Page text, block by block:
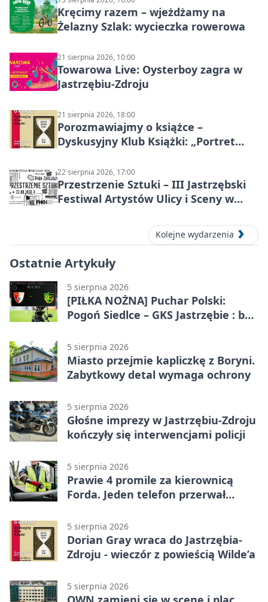
Kręcimy razem – wjeżdżamy na
Żelazny Szlak: wycieczka rowerowa
21 sierpnia 2026, 10:00
Towarowa Live: Oysterboy zagra w
Jastrzębiu-Zdroju
21 sierpnia 2026, 18:00
Porozmawiajmy o książce –
Dyskusyjny Klub Książki: „Portret
22 sierpnia 2026, 17:00
Przestrzenie Sztuki – III Jastrzębski
Festiwal Artystów Ulicy i Sceny w
Kolejne wydarzenia
Ostatnie Artykuły
5 sierpnia 2026
[PIŁKA NOŻNA] Puchar Polski:
Pogoń Siedlce – GKS Jastrzębie : bez
5 sierpnia 2026
Miasto przejmie kapliczkę z Boryni.
Zabytkowy detal wymaga ochrony
5 sierpnia 2026
Głośne imprezy w Jastrzębiu-Zdroju
kończyły się interwencjami policji
5 sierpnia 2026
Prawie 4 promile za kierownicą
Forda. Jeden telefon przerwał
5 sierpnia 2026
Dorian Gray wraca do Jastrzębia-
Zdroju - wieczór z powieścią Wilde’a
5 sierpnia 2026